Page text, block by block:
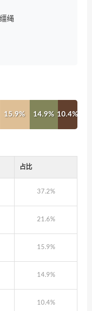
绳
15.9% 14.9% 10.4%
占比
37.2%
21.6%
15.9%
14.9%
10.4%